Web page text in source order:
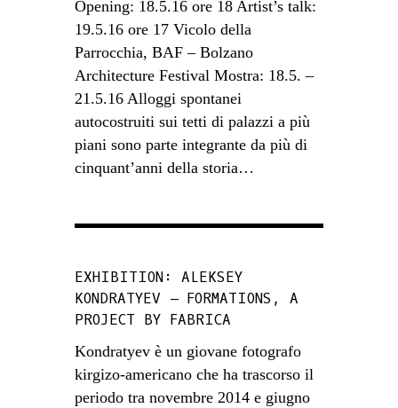
Opening: 18.5.16 ore 18 Artist’s talk:
19.5.16 ore 17 Vicolo della
Parrocchia, BAF – Bolzano
Architecture Festival Mostra: 18.5. –
21.5.16 Alloggi spontanei
autocostruiti sui tetti di palazzi a più
piani sono parte integrante da più di
cinquant’anni della storia…
EXHIBITION: ALEKSEY
KONDRATYEV – FORMATIONS, A
PROJECT BY FABRICA
Kondratyev è un giovane fotografo
kirgizo-americano che ha trascorso il
periodo tra novembre 2014 e giugno